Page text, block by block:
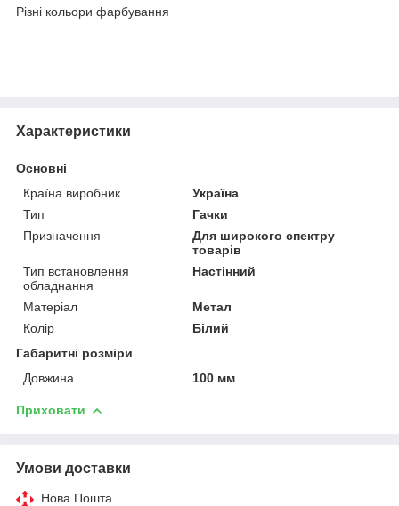
Різні кольори фарбування
Характеристики
Основні
Країна виробник
Україна
Тип
Гачки
Призначення
Для широкого спектру
товарів
Тип встановлення
обладнання
Настінний
Матеріал
Метал
Колір
Білий
Габаритні розміри
Довжина
100 мм
Приховати
Умови доставки
Нова Пошта